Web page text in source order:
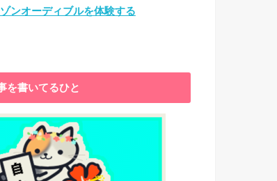
ンオーディブルを体験する
を書いてるひと